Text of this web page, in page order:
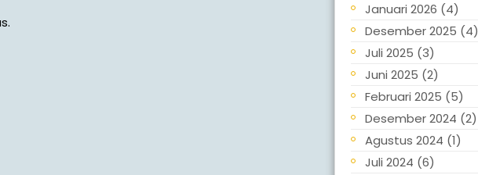
Januari 2026 (4)
Desember 2025 (4)
Juli 2025 (3)
Juni 2025 (2)
Februari 2025 (5)
Desember 2024 (2)
Agustus 2024 (1)
Juli 2024 (6)